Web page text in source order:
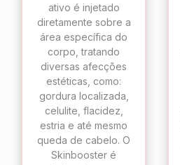
ativo é injetado
diretamente sobre a
área específica do
corpo, tratando
diversas afecções
estéticas, como:
gordura localizada,
celulite, flacidez,
estria e até mesmo
queda de cabelo. O
Skinbooster é